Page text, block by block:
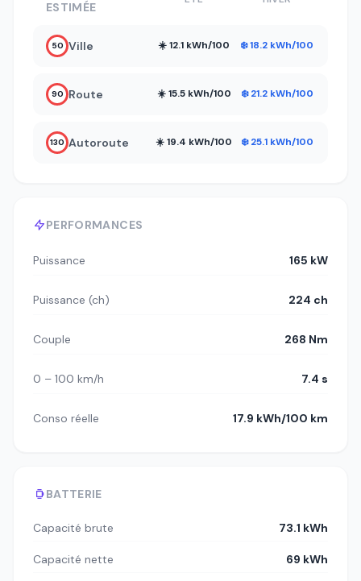
PERFORMANCES
Puissance 165 kW
Puissance (ch) 224 ch
Couple 268 Nm
0 – 100 km/h 7.4 s
Conso réelle 17.9 kWh/100 km
BATTERIE
Capacité brute 73.1 kWh
Capacité nette 69 kWh
ESTIMÉE
50 Ville ☀️ 12.1 kWh/100 ❄️ 18.2 kWh/100
90 Route ☀️ 15.5 kWh/100 ❄️ 21.2 kWh/100
130 Autoroute ☀️ 19.4 kWh/100 ❄️ 25.1 kWh/100